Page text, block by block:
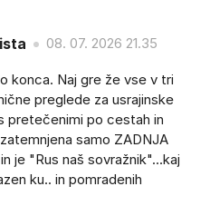
08. 07. 2026 21.35
konca. Naj gre že vse v tri
preglede za usrajinske
pretečenimi po cestah in
samo ZADNJA
je "Rus naš sovražnik"...kaj
ku.. in pomradenih